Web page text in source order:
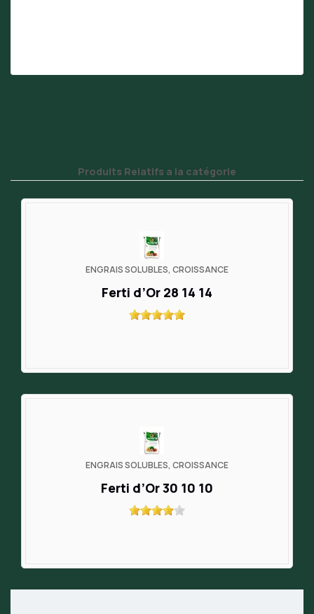
Produits Relatifs a la catégorie
ENGRAIS SOLUBLES, CROISSANCE
Ferti d’Or 28 14 14
ENGRAIS SOLUBLES, CROISSANCE
Ferti d’Or 30 10 10